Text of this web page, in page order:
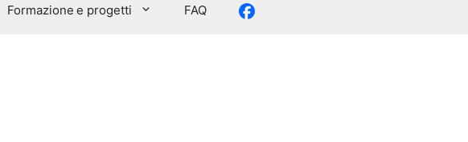
Formazione e progetti FAQ Facebook